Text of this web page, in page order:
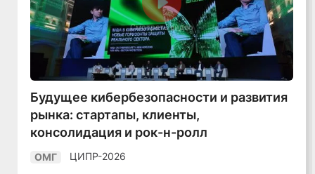
Смотреть видео
Будущее кибербезопасности и развития
рынка: стартапы, клиенты,
консолидация и рок-н-ролл
ОМГ ЦИПР-2026